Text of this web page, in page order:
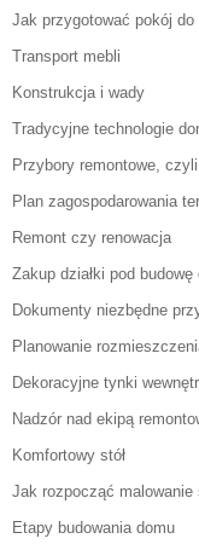
Jak przygotować pokój do
Transport mebli
Konstrukcja i wady
Tradycyjne technologie
Przybory remontowe,
Plan zagospodarowania
Remont czy renowacja
Zakup działki pod
Dokumenty niezbędne
Planowanie
Dekoracyjne tynki
Nadzór nad ekipą
Komfortowy stół
Jak rozpocząć malowanie
Etapy budowania domu